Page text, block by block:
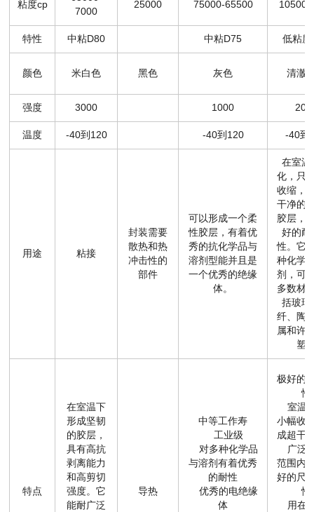
粘度cp
7000
25000 75000-65500 10500-
特性 中粘D80 中粘D75 低粘度
颜色 米白色 黑色 灰色 清澈
强度 3000 1000
温度 -40到120 -40到120 -40到
用途 粘接
封装需要
散热和热
冲击性的
部件
可以形成一个柔
性胶层，有着优
秀的抗化学品与
溶剂型能并且是
一个优秀的绝缘
体。
在室温
化，只
收缩，
干净的
胶层，
好的耐
性。它
种化学
剂，可
多数材
括玻璃
纤、陶
属和许
塑
特点
在室温下
形成坚韧
的胶层，
具有高抗
剥离能力
和高剪切
强度。它
能耐广泛
导热
中等工作寿
工业级
对多种化学品
与溶剂有着优秀
的耐性
优秀的电绝缘
体
极好的
性
室温
小幅收
成超干
广泛
范围内
好的尺
性
用在